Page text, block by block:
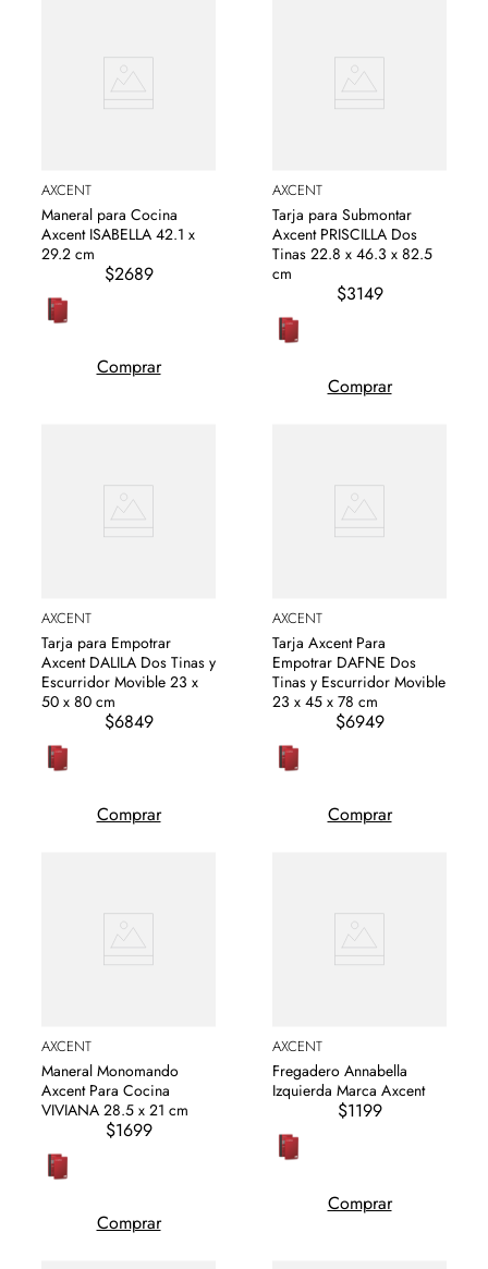
AXCENT
Maneral para Cocina
Axcent ISABELLA 42.1 x
29.2 cm
$2689
Comprar
AXCENT
Tarja para Submontar
Axcent PRISCILLA Dos
Tinas 22.8 x 46.3 x 82.5
cm
$3149
Comprar
AXCENT
Tarja para Empotrar
Axcent DALILA Dos Tinas y
Escurridor Movible 23 x
50 x 80 cm
$6849
Comprar
AXCENT
Tarja Axcent Para
Empotrar DAFNE Dos
Tinas y Escurridor Movible
23 x 45 x 78 cm
$6949
Comprar
AXCENT
Maneral Monomando
Axcent Para Cocina
VIVIANA 28.5 x 21 cm
$1699
Comprar
AXCENT
Fregadero Annabella
Izquierda Marca Axcent
$1199
Comprar